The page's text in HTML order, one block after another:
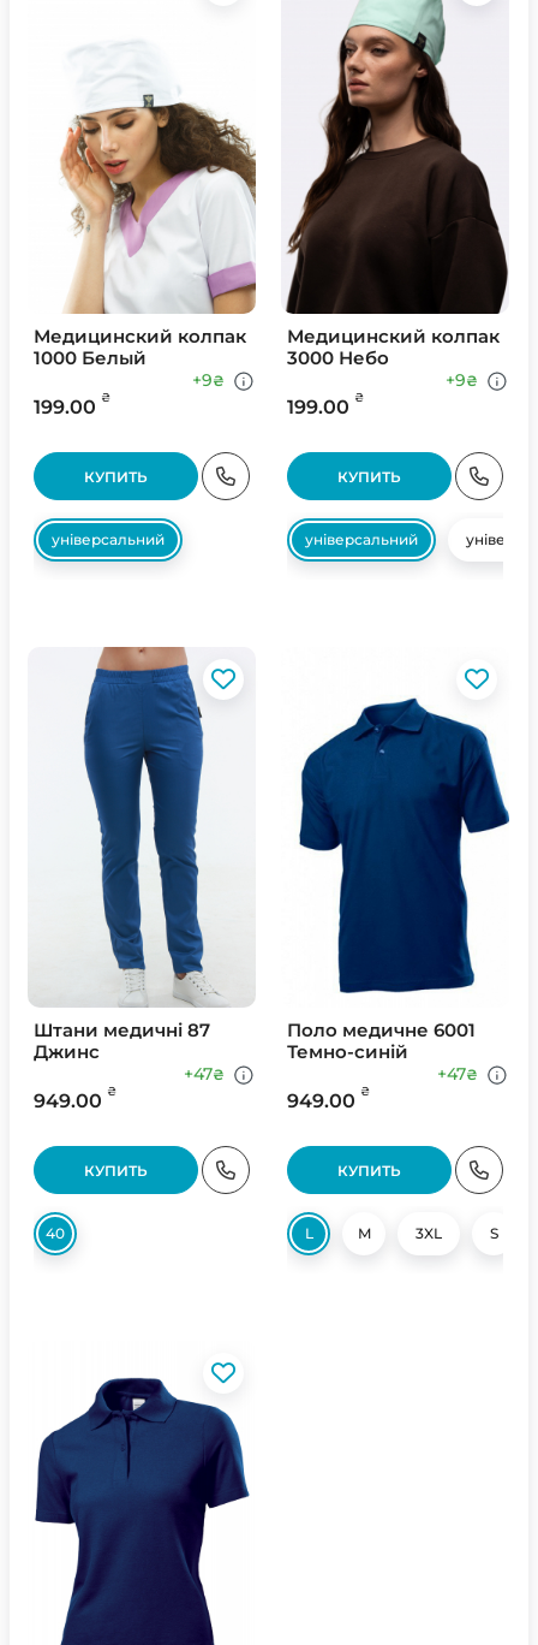
Медицинский колпак
1000 Белый
199.00 ₴
+9₴
КУПИТЬ
універсальний
Медицинский колпак
3000 Небо
199.00 ₴
+9₴
КУПИТЬ
універсальний
Штани медичні 87
Джинс
949.00 ₴
+47₴
КУПИТЬ
40
Поло медичне 6001
Темно-синій
949.00 ₴
+47₴
КУПИТЬ
L M 3XL S